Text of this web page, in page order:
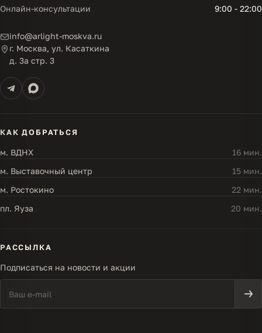
Онлайн-консультации 9:00 - 22:00
info@arlight-moskva.ru
г. Москва, ул. Касаткина
д. 3а стр. 3
КАК ДОБРАТЬСЯ
м. ВДНХ
16 мин.
м. Выставочный центр
15 мин.
м. Ростокино
22 мин.
пл. Яуза
20 мин.
РАССЫЛКА
Подписаться на новости и акции